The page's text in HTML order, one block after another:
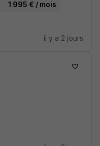
1 995 € / mois
il y a 2 jours